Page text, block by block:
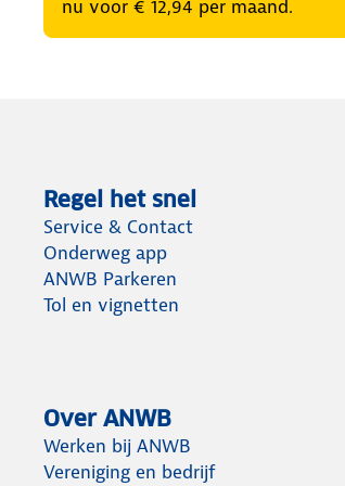
nu voor € 12,94 per maand.
Regel het snel
Service & Contact
Onderweg app
ANWB Parkeren
Tol en vignetten
Over ANWB
Werken bij ANWB
Vereniging en bedrijf